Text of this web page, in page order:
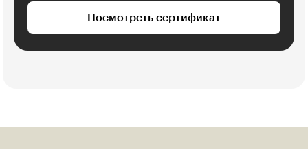
Посмотреть сертификат